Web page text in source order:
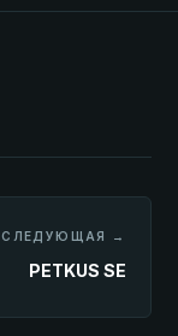
СЛЕДУЮЩАЯ →
PETKUS SE